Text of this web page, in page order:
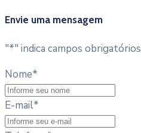
Envie uma mensagem
"*" indica campos obrigatórios
Nome*
E-mail*